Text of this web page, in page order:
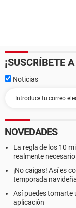
¡SUSCRÍBETE
Noticias
NOVEDADES
La regla de los 10
realmente
¡No caigas! Así es
temporada navideña
Así puedes tomarte
aplicación